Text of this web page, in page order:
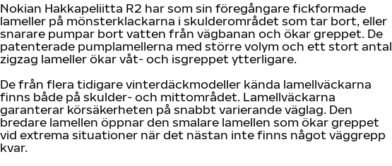
Nokian Hakkapeliitta R2 har som sin föregångare fickformade
lameller på mönsterklackarna i skulderområdet som tar bort, eller
snarare pumpar bort vatten från vägbanan och ökar greppet. De
patenterade pumplamellerna med större volym och ett stort antal
zigzag lameller ökar våt- och isgreppet ytterligare.
De från flera tidigare vinterdäckmodeller kända lamellväckarna
finns både på skulder- och mittområdet. Lamellväckarna
garanterar körsäkerheten på snabbt varierande väglag. Den
bredare lamellen öppnar den smalare lamellen som ökar greppet
vid extrema situationer när det nästan inte finns något väggrepp
kvar.